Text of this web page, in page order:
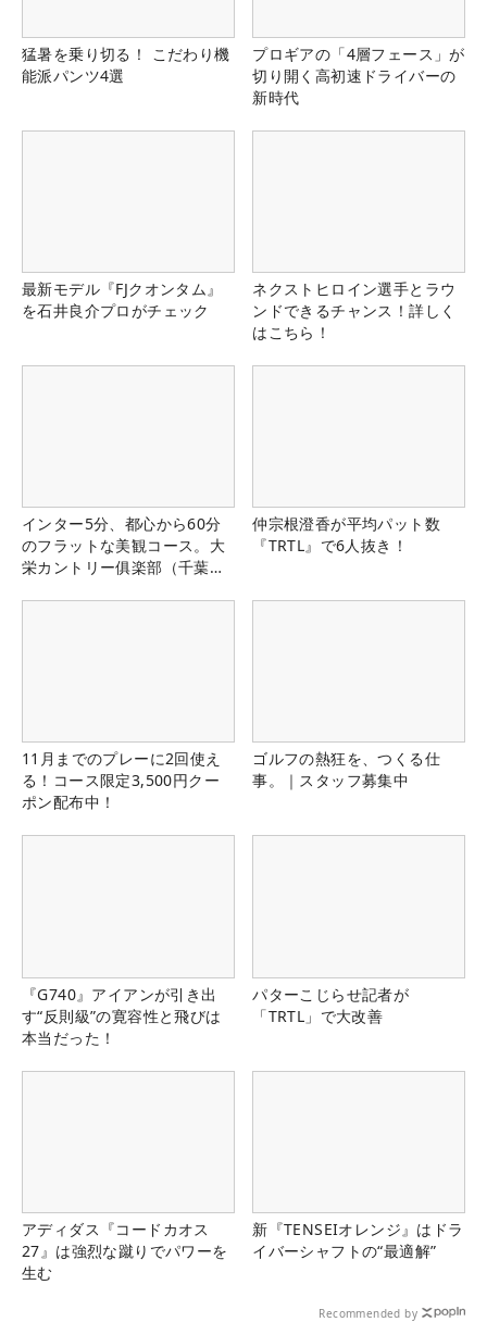
猛暑を乗り切る！ こだわり機
能派パンツ4選
プロギアの「4層フェース」が
切り開く高初速ドライバーの
新時代
最新モデル『FJクオンタム』
を石井良介プロがチェック
ネクストヒロイン選手とラウ
ンドできるチャンス！詳しく
はこちら！
インター5分、都心から60分
のフラットな美観コース。大
栄カントリー俱楽部（千葉
仲宗根澄香が平均パット数
『TRTL』で6人抜き！
11月までのプレーに2回使え
る！コース限定3,500円クー
ポン配布中！
ゴルフの熱狂を、つくる仕
事。｜スタッフ募集中
『G740』アイアンが引き出
す“反則級”の寛容性と飛びは
本当だった！
パターこじらせ記者が
「TRTL」で大改善
アディダス『コードカオス
27』は強烈な蹴りでパワーを
生む
新『TENSEIオレンジ』はドラ
イバーシャフトの“最適解”
Recommended by